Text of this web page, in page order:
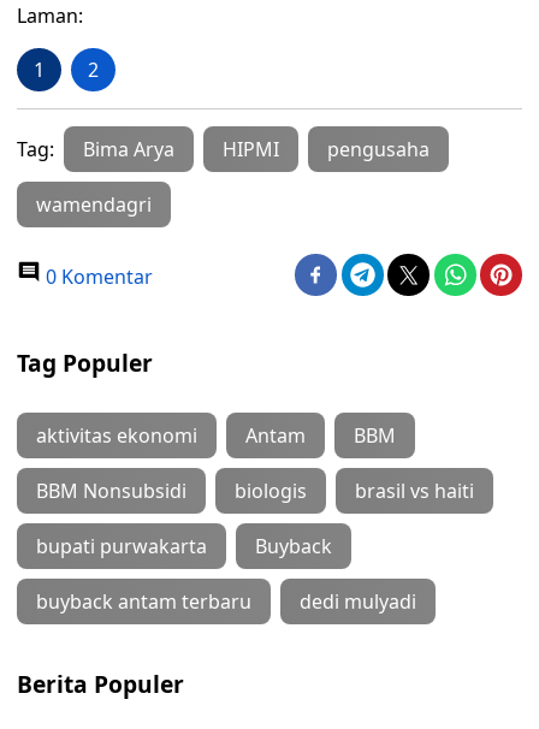
Laman:
1 2
Tag: Bima Arya HIPMI pengusaha
wamendagri
0 Komentar
Tag Populer
aktivitas ekonomi Antam BBM
BBM Nonsubsidi biologis brasil vs haiti
bupati purwakarta Buyback
buyback antam terbaru dedi mulyadi
Berita Populer